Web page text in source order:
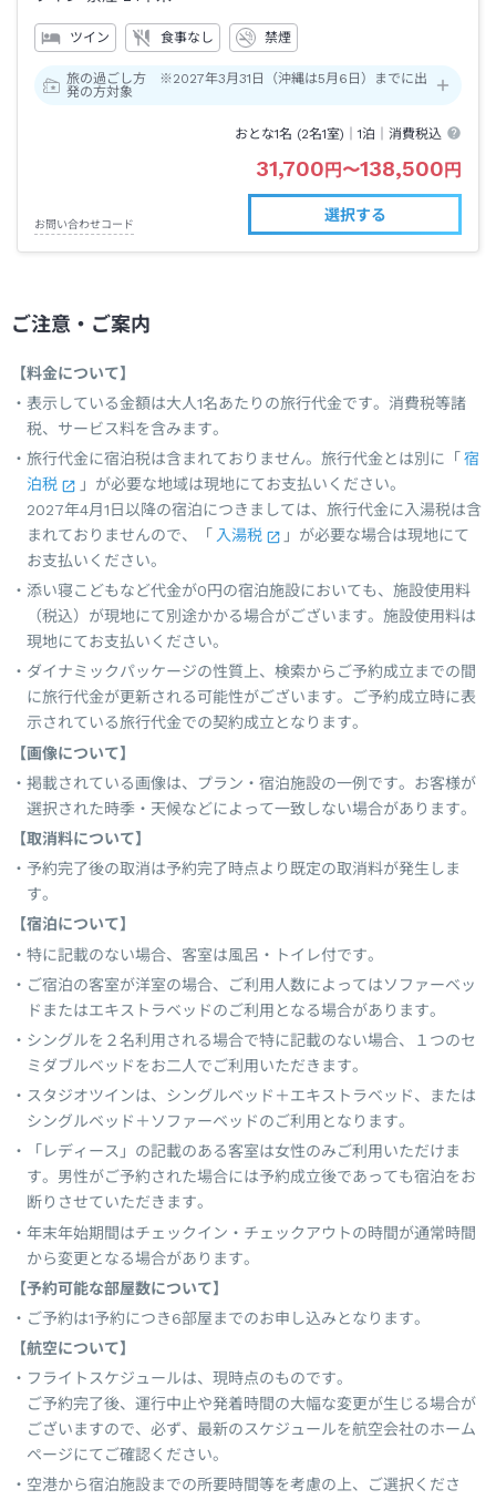
ツイン 食事なし 禁煙
旅の過ごし方 ※2027年3月31日（沖縄は5月6日）までに出
発の方対象
おとな1名 (2名1室)｜1泊 ｜消費税込
31,700 円 〜138,500 円
お問い合わせコード
選択する
ご注意・ご案内
【料金について】
表示している金額は大人1名あたりの旅行代金です。消費税等諸
税、サービス料を含みます。
旅行代金に宿泊税は含まれておりません。旅行代金とは別に「 宿
泊税
」が必要な地域は現地にてお支払いください。
2027年4月1日以降の宿泊につきましては、旅行代金に入湯税は含
まれておりませんので、「 入湯税
」が必要な場合は現地にて
お支払いください。
添い寝こどもなど代金が0円の宿泊施設においても、施設使用料
（税込）が現地にて別途かかる場合がございます。施設使用料は
現地にてお支払いください。
ダイナミックパッケージの性質上、検索からご予約成立までの間
に旅行代金が更新される可能性がございます。ご予約成立時に表
示されている旅行代金での契約成立となります。
【画像について】
掲載されている画像は、プラン・宿泊施設の一例です。お客様が
選択された時季・天候などによって一致しない場合があります。
【取消料について】
予約完了後の取消は予約完了時点より既定の取消料が発生しま
す。
【宿泊について】
特に記載のない場合、客室は風呂・トイレ付です。
ご宿泊の客室が洋室の場合、ご利用人数によってはソファーベッ
ドまたはエキストラベッドのご利用となる場合があります。
シングルを２名利用される場合で特に記載のない場合、１つのセ
ミダブルベッドをお二人でご利用いただきます。
スタジオツインは、シングルベッド＋エキストラベッド、または
シングルベッド＋ソファーベッドのご利用となります。
「レディース」の記載のある客室は女性のみご利用いただけま
す。男性がご予約された場合には予約成立後であっても宿泊をお
断りさせていただきます。
年末年始期間はチェックイン・チェックアウトの時間が通常時間
から変更となる場合があります。
【予約可能な部屋数について】
ご予約は1予約につき6部屋までのお申し込みとなります。
【航空について】
フライトスケジュールは、現時点のものです。
ご予約完了後、運行中止や発着時間の大幅な変更が生じる場合が
ございますので、必ず、最新のスケジュールを航空会社のホーム
ページにてご確認ください。
空港から宿泊施設までの所要時間等を考慮の上、ご選択くださ